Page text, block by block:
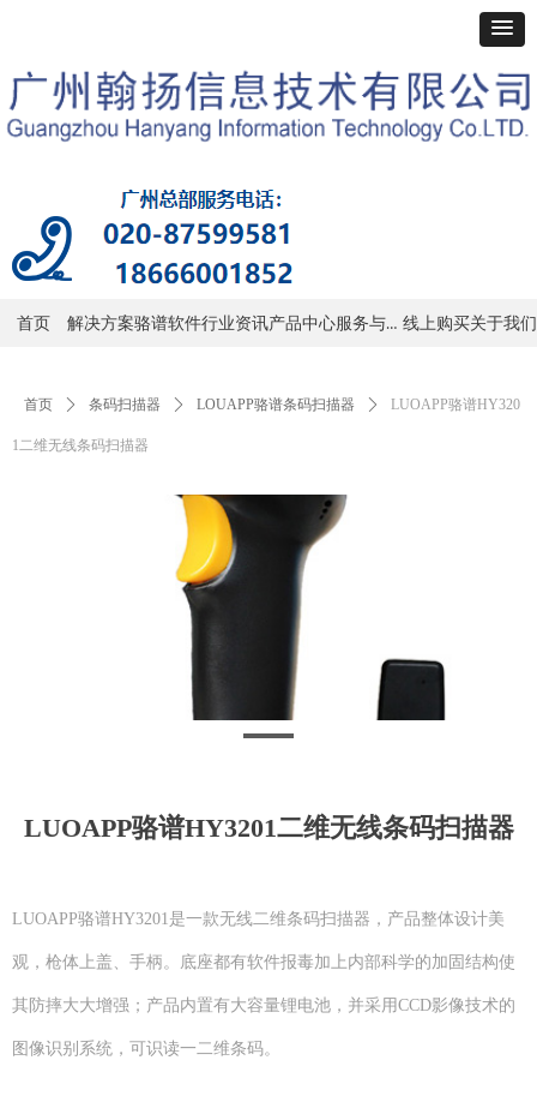
首页 解决方案骆谱软件行业资讯产品中心 服务与支持 线上购买关于我们
首页 ꄲ 条码扫描器 ꄲ LOUAPP骆谱条码扫描器 ꄲ LUOAPP骆谱HY320
1二维无线条码扫描器
LUOAPP骆谱HY3201二维无线条码扫描器
LUOAPP骆谱HY3201是一款无线二维条码扫描器，产品整体设计美
观，枪体上盖、手柄。底座都有软件报毒加上内部科学的加固结构使
其防摔大大增强；产品内置有大容量锂电池，并采用CCD影像技术的
图像识别系统，可识读一二维条码。